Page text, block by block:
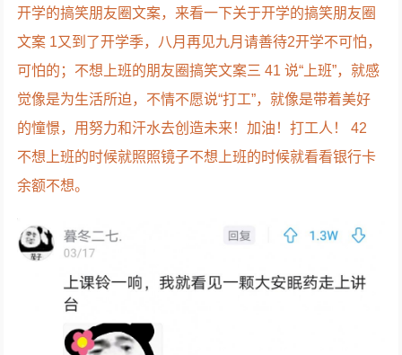
开学的搞笑朋友圈文案，来看一下关于开学的搞笑朋友圈
文案 1又到了开学季，八月再见九月请善待2开学不可怕，
可怕的；不想上班的朋友圈搞笑文案三 41 说“上班”，就感
觉像是为生活所迫，不情不愿说“打工”，就像是带着美好
的憧憬，用努力和汗水去创造未来！加油！打工人！ 42
不想上班的时候就照照镜子不想上班的时候就看看银行卡
余额不想。